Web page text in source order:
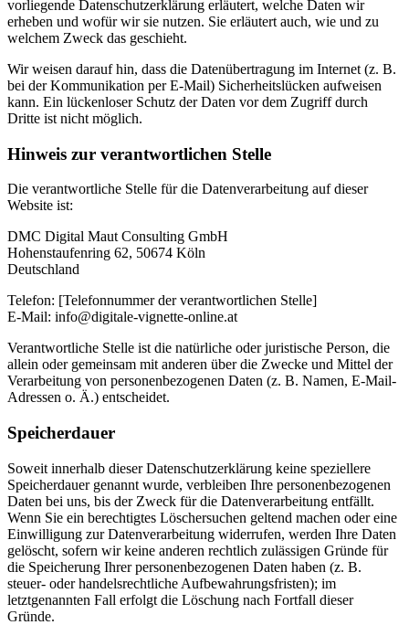
vorliegende Datenschutzerklärung erläutert, welche Daten wir
erheben und wofür wir sie nutzen. Sie erläutert auch, wie und zu
welchem Zweck das geschieht.
Wir weisen darauf hin, dass die Datenübertragung im Internet (z. B.
bei der Kommunikation per E-Mail) Sicherheitslücken aufweisen
kann. Ein lückenloser Schutz der Daten vor dem Zugriff durch
Dritte ist nicht möglich.
Hinweis zur verantwortlichen Stelle
Die verantwortliche Stelle für die Datenverarbeitung auf dieser
Website ist:
DMC Digital Maut Consulting GmbH
Hohenstaufenring 62, 50674 Köln
Deutschland
Telefon: [Telefonnummer der verantwortlichen Stelle]
E-Mail: info@digitale-vignette-online.at
Verantwortliche Stelle ist die natürliche oder juristische Person, die
allein oder gemeinsam mit anderen über die Zwecke und Mittel der
Verarbeitung von personenbezogenen Daten (z. B. Namen, E-Mail-
Adressen o. Ä.) entscheidet.
Speicherdauer
Soweit innerhalb dieser Datenschutzerklärung keine speziellere
Speicherdauer genannt wurde, verbleiben Ihre personenbezogenen
Daten bei uns, bis der Zweck für die Datenverarbeitung entfällt.
Wenn Sie ein berechtigtes Löschersuchen geltend machen oder eine
Einwilligung zur Datenverarbeitung widerrufen, werden Ihre Daten
gelöscht, sofern wir keine anderen rechtlich zulässigen Gründe für
die Speicherung Ihrer personenbezogenen Daten haben (z. B.
steuer- oder handelsrechtliche Aufbewahrungsfristen); im
letztgenannten Fall erfolgt die Löschung nach Fortfall dieser
Gründe.